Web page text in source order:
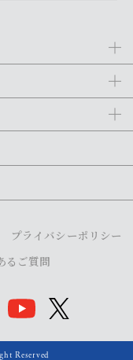
と払い(ペイディ)、銀
。詳しくは
にさせていただいてお
プライバシーポリシー
るご質問
Reserved